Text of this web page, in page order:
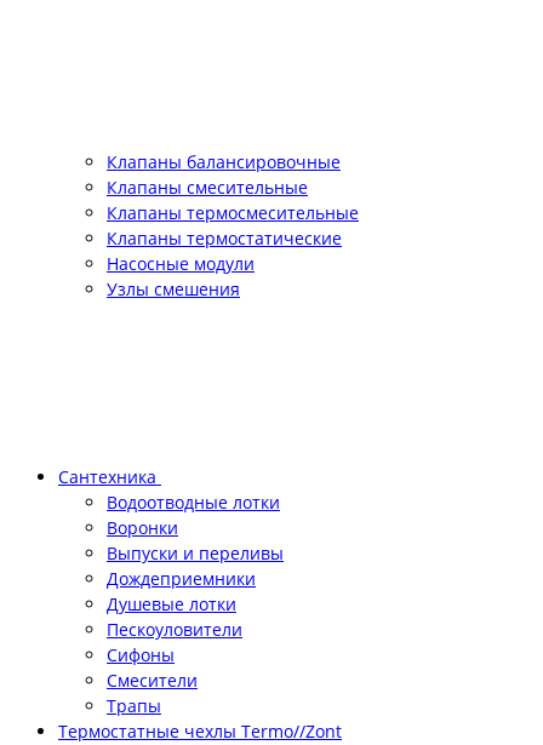
Клапаны балансировочные
Клапаны смесительные
Клапаны термосмесительные
Клапаны термостатические
Насосные модули
Узлы смешения
Сантехника
Водоотводные лотки
Воронки
Выпуски и переливы
Дождеприемники
Душевые лотки
Пескоуловители
Сифоны
Смесители
Трапы
Термостатные чехлы Termo//Zont